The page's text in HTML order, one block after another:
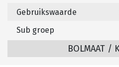
Gebruikswaarde
Sub groep
BOLMAAT /